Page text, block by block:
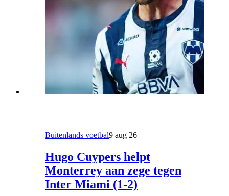
Buitenlands voetbal9 aug 26
Hugo Cuypers helpt
Monterrey aan zege tegen
Inter Miami (1-2)